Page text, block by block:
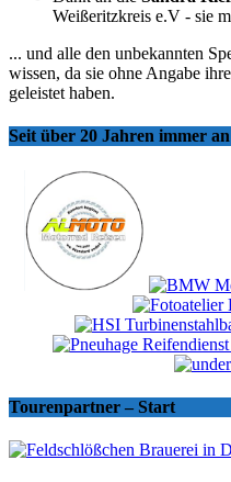
Weißeritzkreis e.V - sie
... und alle den unbekannten
wissen, da sie ohne Angabe
geleistet haben.
Seit über 20 Jahren immer
Tourenpartner – Start